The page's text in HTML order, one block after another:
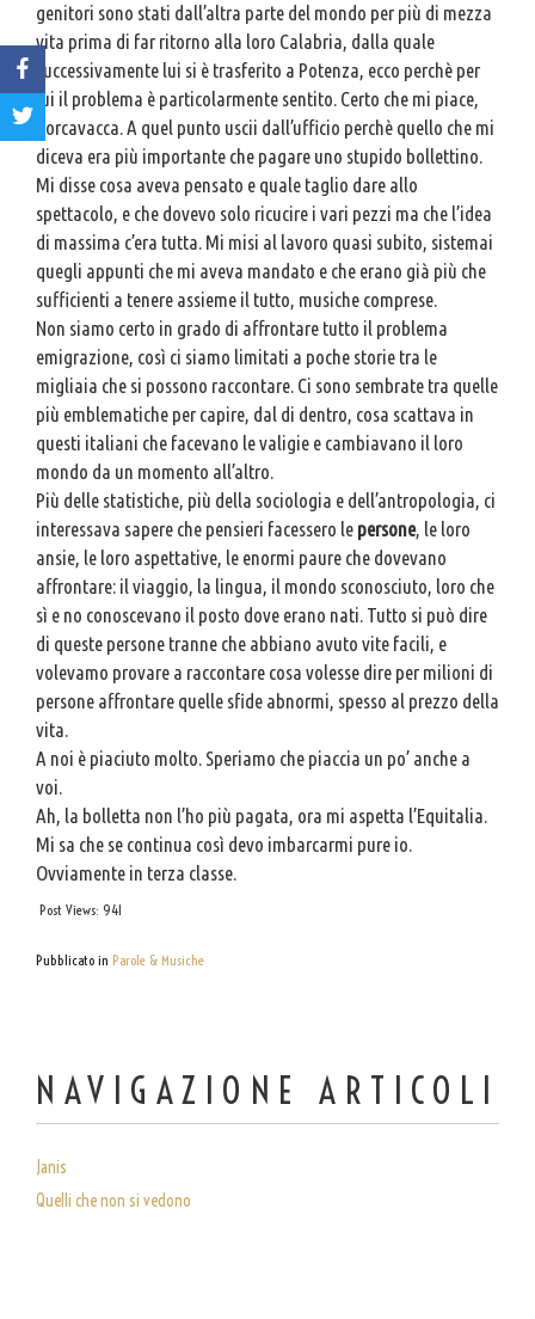
genitori sono stati dall’altra parte del mondo per più di mezza
vita prima di far ritorno alla loro Calabria, dalla quale
successivamente lui si è trasferito a Potenza, ecco perchè per
lui il problema è particolarmente sentito. Certo che mi piace,
porcavacca. A quel punto uscii dall’ufficio perchè quello che mi
diceva era più importante che pagare uno stupido bollettino.
Mi disse cosa aveva pensato e quale taglio dare allo
spettacolo, e che dovevo solo ricucire i vari pezzi ma che l’idea
di massima c’era tutta. Mi misi al lavoro quasi subito, sistemai
quegli appunti che mi aveva mandato e che erano già più che
sufficienti a tenere assieme il tutto, musiche comprese.
Non siamo certo in grado di affrontare tutto il problema
emigrazione, così ci siamo limitati a poche storie tra le
migliaia che si possono raccontare. Ci sono sembrate tra quelle
più emblematiche per capire, dal di dentro, cosa scattava in
questi italiani che facevano le valigie e cambiavano il loro
mondo da un momento all’altro.
Più delle statistiche, più della sociologia e dell’antropologia, ci
interessava sapere che pensieri facessero le persone, le loro
ansie, le loro aspettative, le enormi paure che dovevano
affrontare: il viaggio, la lingua, il mondo sconosciuto, loro che
sì e no conoscevano il posto dove erano nati. Tutto si può dire
di queste persone tranne che abbiano avuto vite facili, e
volevamo provare a raccontare cosa volesse dire per milioni di
persone affrontare quelle sfide abnormi, spesso al prezzo della
vita.
A noi è piaciuto molto. Speriamo che piaccia un po’ anche a
voi.
Ah, la bolletta non l’ho più pagata, ora mi aspetta l’Equitalia.
Mi sa che se continua così devo imbarcarmi pure io.
Ovviamente in terza classe.
Post Views: 941
Pubblicato in Parole & Musiche
NAVIGAZIONE ARTICOLI
Janis
Quelli che non si vedono